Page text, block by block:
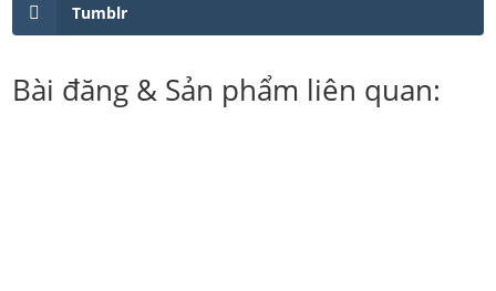
Tumblr
Bài đăng & Sản phẩm liên quan: